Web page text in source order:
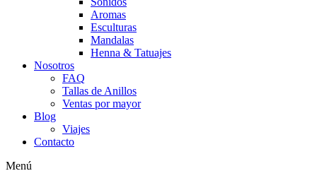
Aromas
Esculturas
Mandalas
Henna & Tatuajes
Nosotros
FAQ
Tallas de Anillos
Ventas por mayor
Blog
Viajes
Contacto
Menú